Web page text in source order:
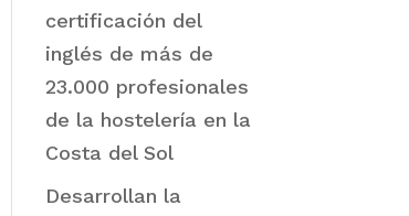
certificación del
inglés de más de
23.000 profesionales
de la hostelería en la
Costa del Sol
Desarrollan la